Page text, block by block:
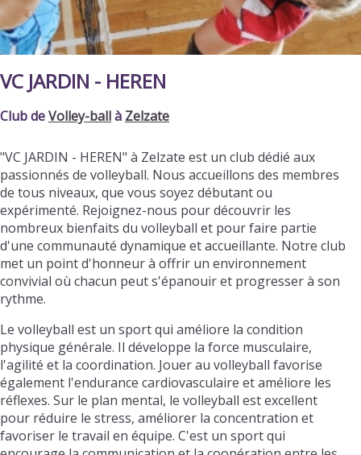
VC JARDIN - HEREN
Club deVolley-ballà Zelzate
"VC JARDIN - HEREN" à Zelzate est un club dédié aux
passionnés de volleyball. Nous accueillons des membres
de tous niveaux, que vous soyez débutant ou
expérimenté. Rejoignez-nous pour découvrir les
nombreux bienfaits du volleyball et pour faire partie
d'une communauté dynamique et accueillante. Notre club
met un point d'honneur à offrir un environnement
convivial où chacun peut s'épanouir et progresser à son
rythme.
Le volleyball est un sport qui améliore la condition
physique générale. Il développe la force musculaire,
l'agilité et la coordination. Jouer au volleyball favorise
également l'endurance cardiovasculaire et améliore les
réflexes. Sur le plan mental, le volleyball est excellent
pour réduire le stress, améliorer la concentration et
favoriser le travail en équipe. C'est un sport qui